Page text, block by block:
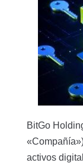
BitGo
activos